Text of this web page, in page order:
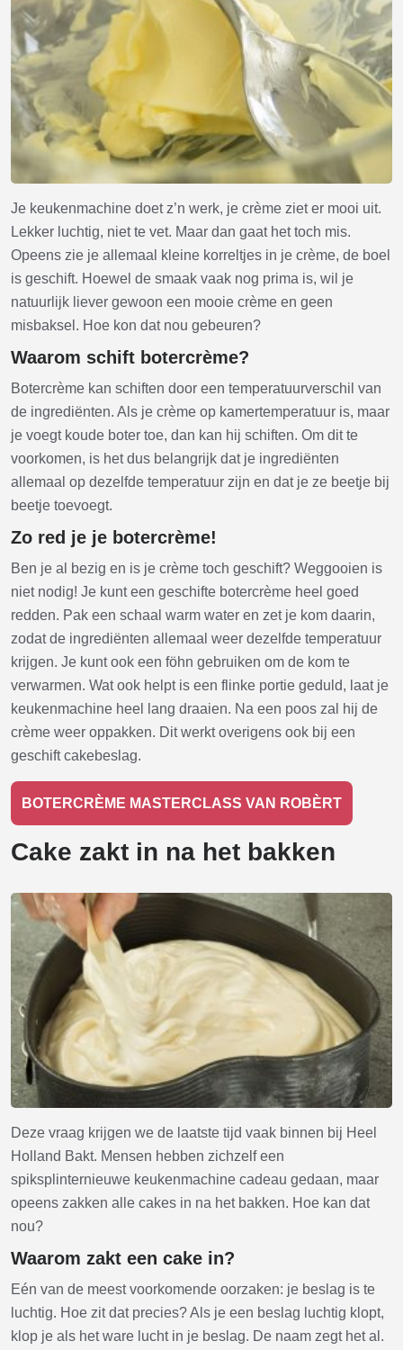
Je keukenmachine doet z’n werk, je crème ziet er mooi uit.
Lekker luchtig, niet te vet. Maar dan gaat het toch mis.
Opeens zie je allemaal kleine korreltjes in je crème, de boel
is geschift. Hoewel de smaak vaak nog prima is, wil je
natuurlijk liever gewoon een mooie crème en geen
misbaksel. Hoe kon dat nou gebeuren?
Waarom schift botercrème?
Botercrème kan schiften door een temperatuurverschil van
de ingrediënten. Als je crème op kamertemperatuur is, maar
je voegt koude boter toe, dan kan hij schiften. Om dit te
voorkomen, is het dus belangrijk dat je ingrediënten
allemaal op dezelfde temperatuur zijn en dat je ze beetje bij
beetje toevoegt.
Zo red je je botercrème!
Ben je al bezig en is je crème toch geschift? Weggooien is
niet nodig! Je kunt een geschifte botercrème heel goed
redden. Pak een schaal warm water en zet je kom daarin,
zodat de ingrediënten allemaal weer dezelfde temperatuur
krijgen. Je kunt ook een föhn gebruiken om de kom te
verwarmen. Wat ook helpt is een flinke portie geduld, laat je
keukenmachine heel lang draaien. Na een poos zal hij de
crème weer oppakken. Dit werkt overigens ook bij een
geschift cakebeslag.
BOTERCRÈME MASTERCLASS VAN ROBÈRT
Cake zakt in na het bakken
Deze vraag krijgen we de laatste tijd vaak binnen bij Heel
Holland Bakt. Mensen hebben zichzelf een
spiksplinternieuwe keukenmachine cadeau gedaan, maar
opeens zakken alle cakes in na het bakken. Hoe kan dat
nou?
Waarom zakt een cake in?
Eén van de meest voorkomende oorzaken: je beslag is te
luchtig. Hoe zit dat precies? Als je een beslag luchtig klopt,
klop je als het ware lucht in je beslag. De naam zegt het al.